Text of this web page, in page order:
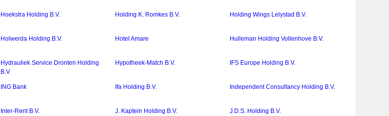
Hoekstra Holding B.V. Holding K. Romkes B.V. Holding Wings Lelystad B.V.
Holwerda Holding B.V. Hotel Amare Hulleman Holding Vollenhove B.V.
Hydrauliek Service Dronten Holding
B.V.
Hypotheek-Match B.V. IFS Europe Holding B.V.
ING Bank Ifa Holding B.V. Independent Consultancy Holding B.V.
Inter-Rent B.V. J. Kaptein Holding B.V. J.D.S. Holding B.V.